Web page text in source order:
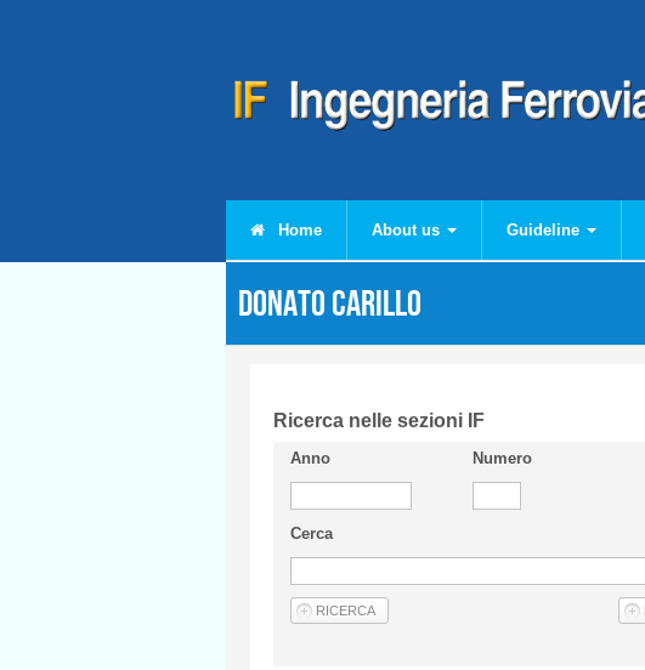
Home About us Guideline
Donato CARILLO
Ricerca nelle sezioni IF
Anno Numero
Cerca